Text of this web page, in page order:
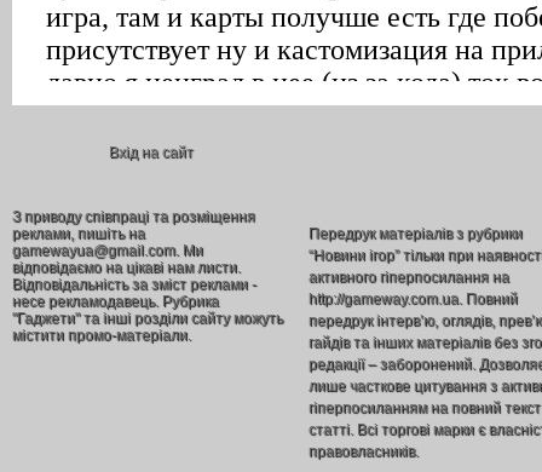
Вхід на сайт
З приводу співпраці та розміщення
реклами, пишіть на
gamewayua@gmail.com. Ми
відповідаємо на цікаві нам листи.
Відповідальність за зміст реклами -
несе рекламодавець. Рубрика
"Гаджети" та інші розділи сайту можуть
містити промо-матеріали.
Передрук матеріалів з рубрики
“Новини ігор” тільки при
активного гіперпосилання на
http://gameway.com.ua. Повний
передрук інтерв’ю, оглядів,
гайдів та інших матеріалів без
редакції – заборонений.
лише часткове цитування з
гіперпосиланням на повний текст
статті. Всі торгові марки є
правовласників.